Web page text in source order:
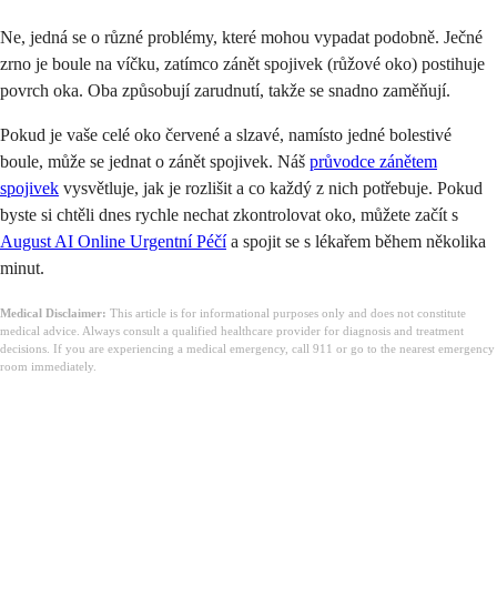
Ne, jedná se o různé problémy, které mohou vypadat podobně. Ječné
zrno je boule na víčku, zatímco zánět spojivek (růžové oko) postihuje
povrch oka. Oba způsobují zarudnutí, takže se snadno zaměňují.
Pokud je vaše celé oko červené a slzavé, namísto jedné bolestivé
boule, může se jednat o zánět spojivek. Náš průvodce zánětem
spojivek vysvětluje, jak je rozlišit a co každý z nich potřebuje. Pokud
byste si chtěli dnes rychle nechat zkontrolovat oko, můžete začít s
August AI Online Urgentní Péčía spojit se s lékařem během několika
minut.
Medical Disclaimer: This article is for informational purposes only and does not constitute
medical advice. Always consult a qualified healthcare provider for diagnosis and treatment
decisions. If you are experiencing a medical emergency, call 911 or go to the nearest emergency
room immediately.